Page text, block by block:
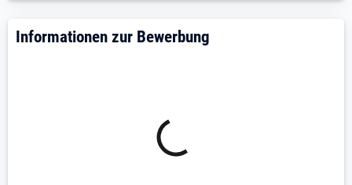
Informationen zur Bewerbung